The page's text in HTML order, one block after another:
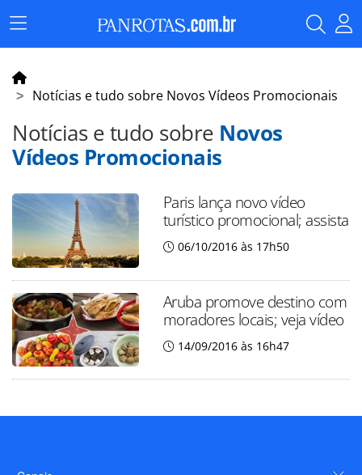
Menu
Principal
Notícias e tudo sobre Novos Vídeos Promocionais
Notícias e tudo sobre Novos
Vídeos Promocionais
Paris lança novo vídeo
turístico promocional; assista
06/10/2016 às 17h50
Aruba promove destino com
moradores locais; veja vídeo
14/09/2016 às 16h47